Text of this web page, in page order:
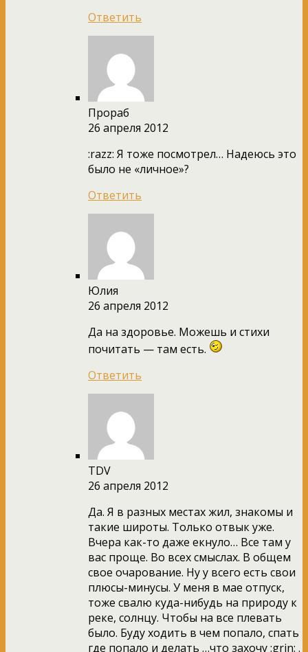
Ответить
Прораб
26 апреля 2012
:razz: Я тоже посмотрел… Надеюсь это
было не «личное»?
Ответить
Юлия
26 апреля 2012
Да на здоровье. Можешь и стихи
почитать — там есть.
Ответить
TDV
26 апреля 2012
Да. Я в разных местах жил, знакомы и
такие широты. Только отвык уже.
Вчера как-то даже екнуло… Все там у
вас проще. Во всех смыслах. В общем
свое очарование. Ну у всего есть свои
плюсы-минусы. У меня в мае отпуск,
тоже свалю куда-нибудь на природу к
реке, солнцу. Чтобы на все плевать
было. Буду ходить в чем попало, спать
где попало и делать …что захочу :grin: .